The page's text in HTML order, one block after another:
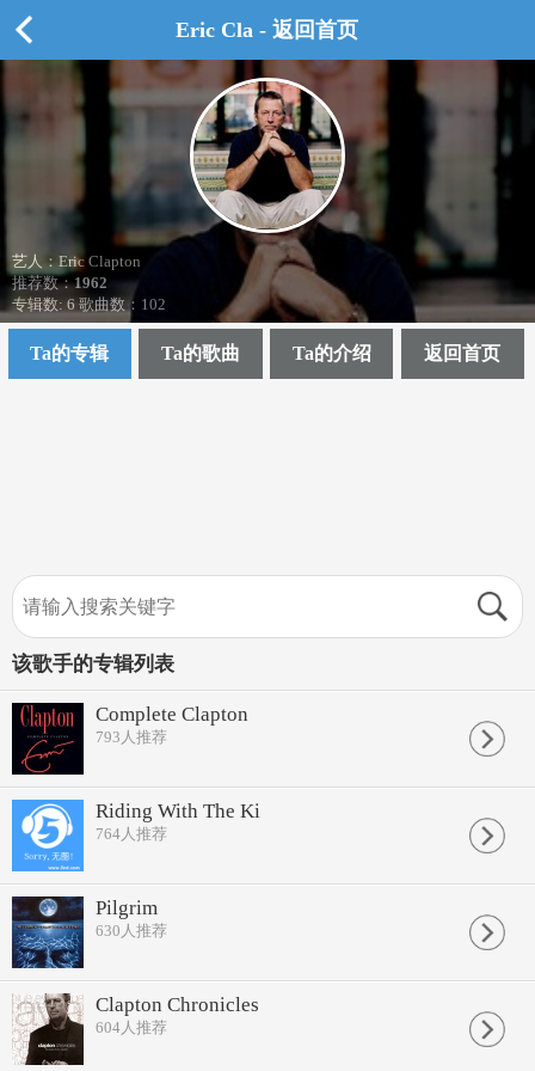
Eric Cla - 返回首页
艺人：Eric Clapton
推荐数：1962
专辑数: 6 歌曲数：102
Ta的专辑 Ta的歌曲 Ta的介绍 返回首页
该歌手的专辑列表
Complete Clapton
793 人推荐
Riding With The Ki
764人推荐
Pilgrim
630 人推荐
Clapton Chronicles
604人推荐